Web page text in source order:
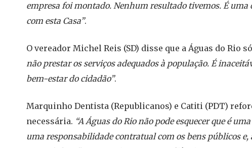
empresa foi montado. Nenhum resultado tivemos. É uma
com esta Casa”.
O vereador Michel Reis (SD) disse que a Águas do Rio
não prestar os serviços adequados à população. É
bem-estar do cidadão”.
Marquinho Dentista (Republicanos) e Catiti (PDT)
necessária. “A Águas do Rio não pode esquecer que é
uma responsabilidade contratual com os bens públicos e,